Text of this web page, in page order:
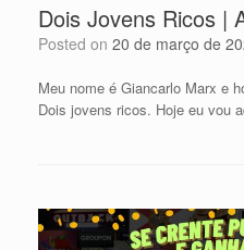
Dois Jovens Ricos |
Posted on 20 de março de
Meu nome é Giancarlo Marx e
Dois jovens ricos. Hoje eu vou